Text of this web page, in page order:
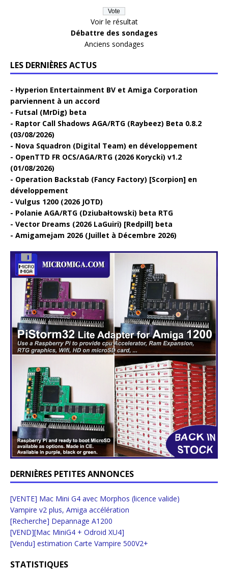
Voir le résultat
Débattre des sondages
Anciens sondages
LES DERNIÈRES ACTUS
Hyperion Entertainment BV et Amiga Corporation
parviennent à un accord
Futsal (MrDig) beta
Raptor Call Shadows AGA/RTG (Raybeez) Beta 0.8.2
(03/08/2026)
Nova Squadron (Digital Team) en développement
OpenTTD FR OCS/AGA/RTG (2026 Korycki) v1.2
(01/08/2026)
Operation Backstab (Fancy Factory) [Scorpion] en
développement
Vulgus 1200 (2026 JOTD)
Polanie AGA/RTG (Dziubałtowski) beta RTG
Vector Dreams (2026 LaGuiri) [Redpill] beta
Amigamejam 2026 (Juillet à Décembre 2026)
DERNIÈRES PETITES ANNONCES
[VENTE] Mac Mini G4 avec Morphos (licence valide)
Vampire v2 plus, Amiga accélération
[Recherche] Depannage A1200
[VEND][Mac MiniG4 + Odroid XU4]
[Vendu] estimation Carte Vampire 500V2+
STATISTIQUES